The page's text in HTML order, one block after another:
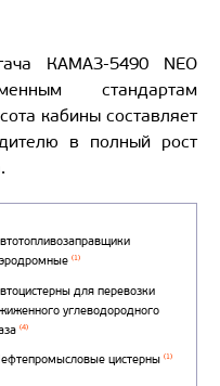
КАМАЗ-5490 NEO
стандартам
кабины составляет
в полный рост